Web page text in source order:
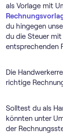
als Vorlage mit
du hingegen
du die Steuer
entsprechenden
Die
richtige
Solltest du als
könnten unter
der